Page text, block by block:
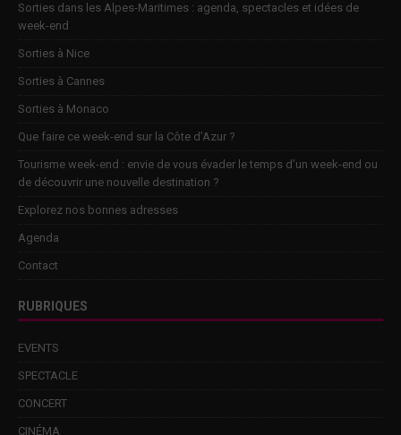
Sorties dans les Alpes-Maritimes : agenda, spectacles et idées de
week-end
Sorties à Nice
Sorties à Cannes
Sorties à Monaco
Que faire ce week-end sur la Côte d’Azur ?
Tourisme week-end : envie de vous évader le temps d’un week-end ou
de découvrir une nouvelle destination ?
Explorez nos bonnes adresses
Agenda
Contact
RUBRIQUES
EVENTS
SPECTACLE
CONCERT
CINÉMA